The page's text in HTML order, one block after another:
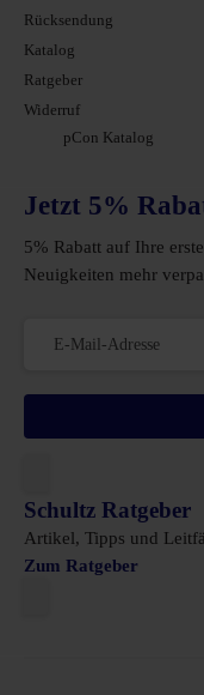
Rücksendung
Katalog
Ratgeber
Widerruf
pCon Katalog
Jetzt 5%
5% Rabatt auf Ihre
Neuigkeiten mehr
Schultz Ratgeber
Artikel, Tipps und
Zum Ratgeber